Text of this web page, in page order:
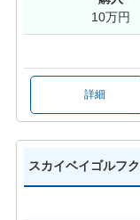
10万円
詳細
スカイベイゴルフ